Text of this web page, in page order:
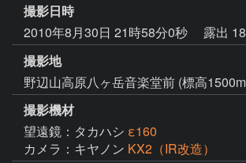
撮影日時
2010年8月30日 21時58分0秒
露出
撮影地
野辺山高原八ヶ岳音楽堂前 (標高
撮影機材
望遠鏡：タカハシ ε160
カメラ：キヤノン KX2（IR改造）